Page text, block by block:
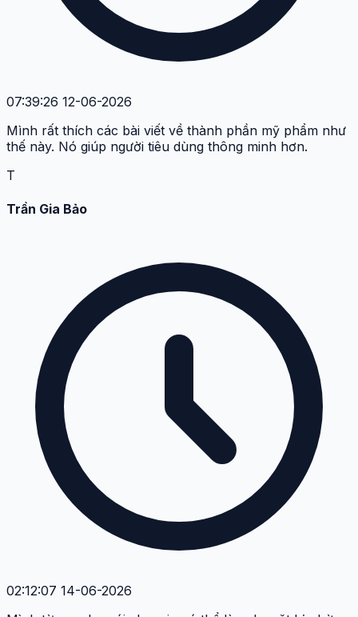
07:39:26 12-06-2026
Mình rất thích các bài viết về thành phần mỹ phẩm như
thế này. Nó giúp người tiêu dùng thông minh hơn.
T
Trần Gia Bảo
02:12:07 14-06-2026